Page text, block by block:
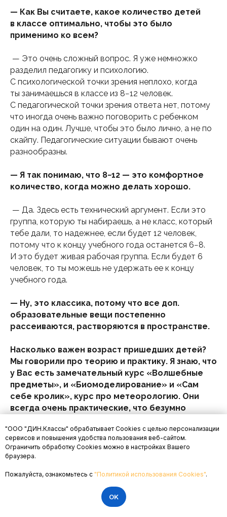
— Как Вы считаете, какое количество детей
в классе оптимально, чтобы это было
применимо ко всем?
— Это очень сложный вопрос. Я уже немножко
разделил педагогику и психологию.
С психологической точки зрения неплохо, когда
ты занимаешься в классе из 8−12 человек.
С педагогической точки зрения ответа нет, потому
что иногда очень важно поговорить с ребенком
один на один. Лучше, чтобы это было лично, а не по
скайпу. Педагогические ситуации бывают очень
разнообразны.
— Я так понимаю, что 8−12 — это комфортное
количество, когда можно делать хорошо.
— Да. Здесь есть технический аргумент. Если это
группа, которую ты набираешь, а не класс, который
тебе дали, то надежнее, если будет 12 человек,
потому что к концу учебного года останется 6−8.
И это будет живая рабочая группа. Если будет 6
человек, то ты можешь не удержать ее к концу
учебного года.
— Ну, это классика, потому что все доп.
образовательные вещи постепенно
рассеиваются, растворяются в пространстве.
Насколько важен возраст пришедших детей?
Мы говорили про теорию и практику. Я знаю, что
у Вас есть замечательный курс «Волшебные
предметы», и «Биомоделирование» и «Сам
себе кролик», курс про метеорологию. Они
всегда очень практические, что безумно
разговаривать. Там можно совершенно по-
другому разговаривать, пока ты ручками что-то
делаешь. Вот насколько важна практическая
не затронуть Вашу тему клубности
и структурных уроков.
"ООО "ДИН.Классы" обрабатывает Cookies с целью персонализации
сервисов и повышения удобства пользования веб-сайтом.
Ограничить обработку Cookies можно в настройках Вашего
браузера.
Пожалуйста, ознакомьтесь с "Политикой использования Cookies".
OK